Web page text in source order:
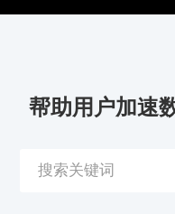
帮助用户加速